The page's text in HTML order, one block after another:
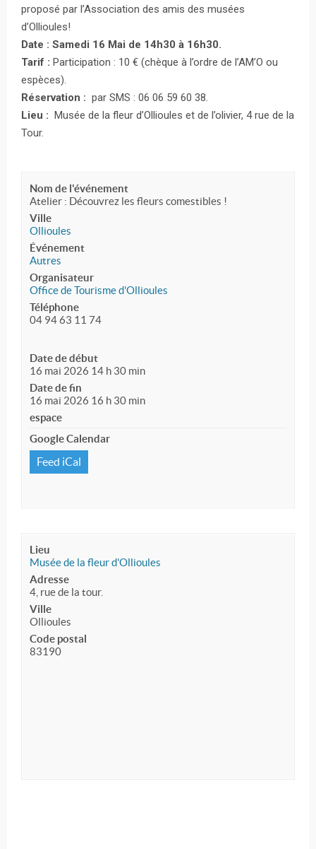
proposé par l’Association des amis des musées
d’Ollioules!
Date : Samedi 16 Mai de 14h30 à 16h30.
Tarif : Participation : 10 € (chèque à l’ordre de l’AM’O ou
espèces).
Réservation : par SMS : 06 06 59 60 38.
Lieu :
Musée de la fleur d’Ollioules et de l’olivier, 4 rue de la
Tour.
Nom de l'événement
Atelier : Découvrez les fleurs comestibles !
Ville
Ollioules
Événement
Autres
Organisateur
Office de Tourisme d'Ollioules
Téléphone
04 94 63 11 74
Date de début
16 mai 2026 14 h 30 min
Date de fin
16 mai 2026 16 h 30 min
espace
Google Calendar
Feed iCal
Lieu
Musée de la fleur d'Ollioules
Adresse
4, rue de la tour.
Ville
Ollioules
Code postal
83190